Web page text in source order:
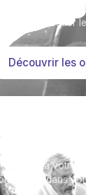
sont
aider à marquer
Découvrir les
se tient à votre
dans